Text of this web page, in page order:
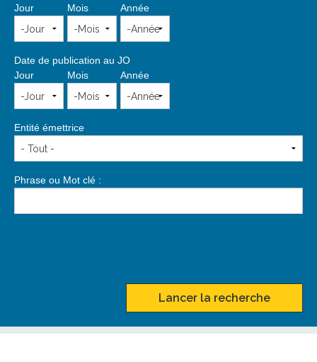
Jour
Mois Année
Date de publication au JO
Jour
Mois Année
Entité émettrice
Phrase ou Mot clé :
Lancer la recherche